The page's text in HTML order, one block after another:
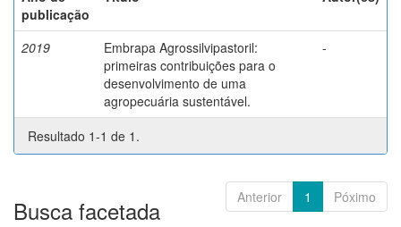
publicação
2019
Embrapa Agrossilvipastoril:
primeiras contribuições para o
desenvolvimento de uma
agropecuária sustentável.
-
Resultado 1-1 de 1.
Anterior 1 Póximo
Busca facetada